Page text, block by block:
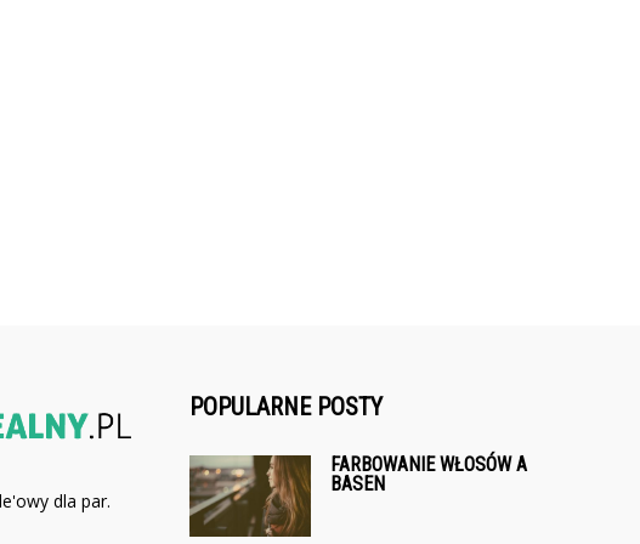
dla par.
POPULARNE POSTY
FARBOWANIE WŁOSÓW A
BASEN